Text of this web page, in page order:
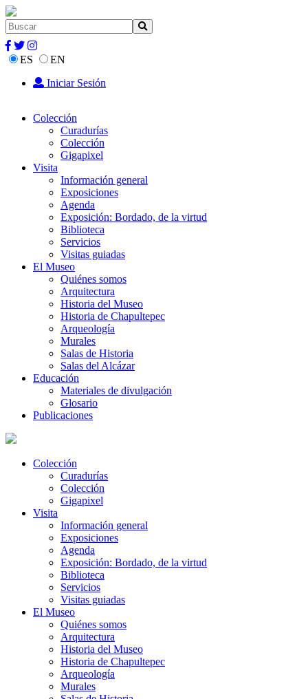
ES
EN
Iniciar Sesión
Colección
Curadurías
Colección
Gigapixel
Visita
Información general
Exposiciones
Agenda
Exposición: Bordado, de la virtud
Biblioteca
Servicios
Visitas guiadas
El Museo
Quiénes somos
Arquitectura
Historia del Museo
Historia de Chapultepec
Arqueología
Murales
Salas de Historia
Salas del Alcázar
Educación
Materiales de divulgación
Glosario
Publicaciones
Colección
Curadurías
Colección
Gigapixel
Visita
Información general
Exposiciones
Agenda
Exposición: Bordado, de la virtud
Biblioteca
Servicios
Visitas guiadas
El Museo
Quiénes somos
Arquitectura
Historia del Museo
Historia de Chapultepec
Arqueología
Murales